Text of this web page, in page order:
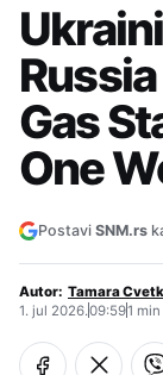
Gas
One
Postavi SNM.rs
Autor: Tamara
1. jul 2026.09:591